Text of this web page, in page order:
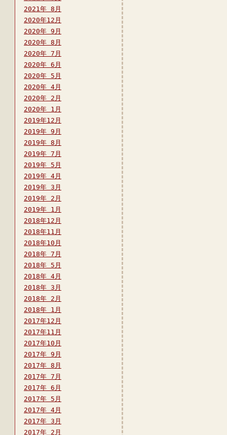
2021年 8月
2020年12月
2020年 9月
2020年 8月
2020年 7月
2020年 6月
2020年 5月
2020年 4月
2020年 2月
2020年 1月
2019年12月
2019年 9月
2019年 8月
2019年 7月
2019年 5月
2019年 4月
2019年 3月
2019年 2月
2019年 1月
2018年12月
2018年11月
2018年10月
2018年 7月
2018年 5月
2018年 4月
2018年 3月
2018年 2月
2018年 1月
2017年12月
2017年11月
2017年10月
2017年 9月
2017年 8月
2017年 7月
2017年 6月
2017年 5月
2017年 4月
2017年 3月
2017年 2月